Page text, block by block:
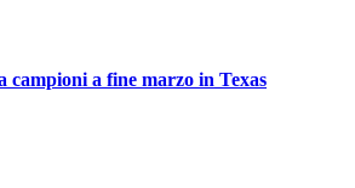
a fine marzo in Texas